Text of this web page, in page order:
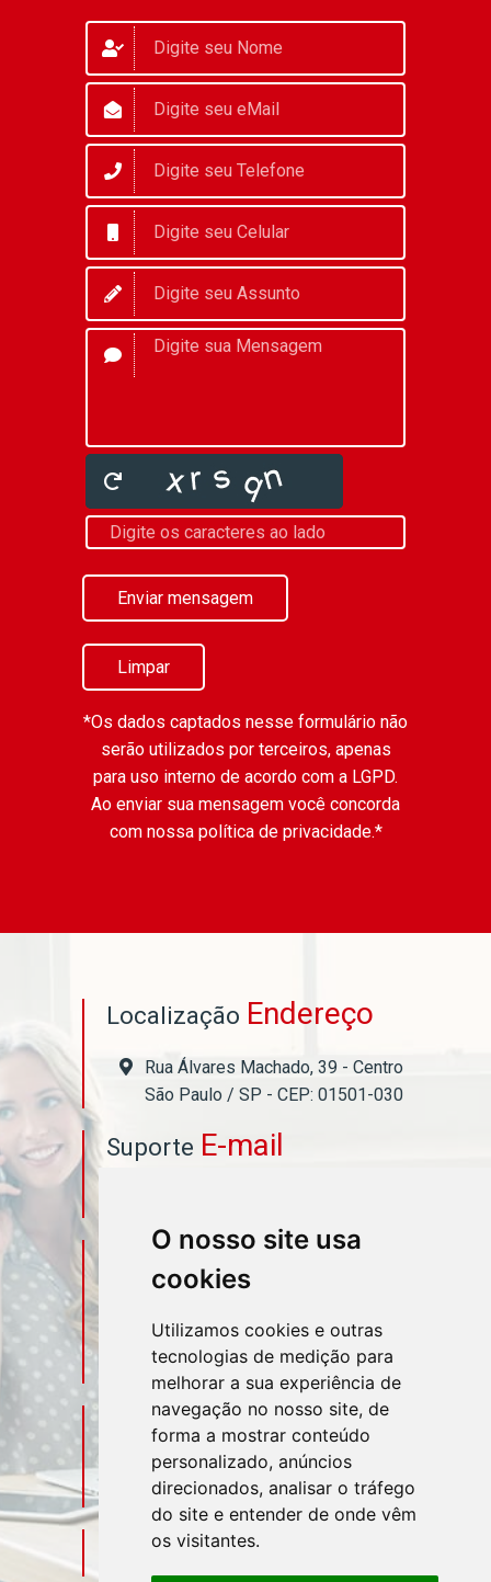
O nosso site usa
cookies
Utilizamos cookies e outras
tecnologias de medição para
melhorar a sua experiência de
navegação no nosso site, de
forma a mostrar conteúdo
personalizado, anúncios
direcionados, analisar o tráfego
do site e entender de onde vêm
os visitantes.
Enviar mensagem
Limpar
*Os dados captados nesse formulário não
serão utilizados por terceiros, apenas
para uso interno de acordo com a LGPD.
Ao enviar sua mensagem você concorda
com nossa política de privacidade.*
Localização Endereço
Rua Álvares Machado, 39 - Centro
São Paulo / SP - CEP: 01501-030
Suporte E-mail
ContatoTelefone
(11) 95580-4449
RedesSociais
Mapa do Escritório